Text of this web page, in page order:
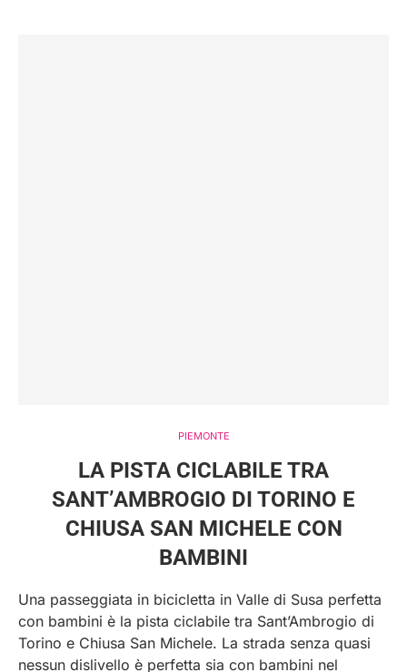
PIEMONTE
LA PISTA CICLABILE TRA
SANT’AMBROGIO DI TORINO E
CHIUSA SAN MICHELE CON
BAMBINI
Una passeggiata in bicicletta in Valle di Susa perfetta
con bambini è la pista ciclabile tra Sant’Ambrogio di
Torino e Chiusa San Michele. La strada senza quasi
nessun dislivello è perfetta sia con bambini nel